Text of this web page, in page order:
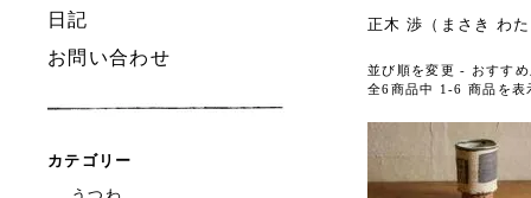
日記
お問い合わせ
カテゴリー
正木 渉（まさき わ
並び順を変更 - おすす
全6商品中 1-6 商品を表